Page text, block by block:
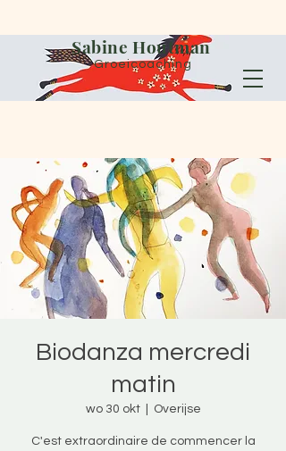
Sabine Houtman
Groeicoaching
Biodanza mercredi
matin
wo 30 okt
  |
Overijse
C'est extraordinaire de commencer la